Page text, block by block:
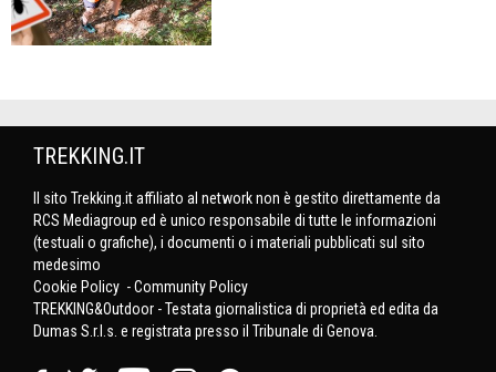
TREKKING.IT
Il sito Trekking.it affiliato al network non è gestito direttamente da
RCS Mediagroup ed è unico responsabile di tutte le informazioni
(testuali o grafiche), i documenti o i materiali pubblicati sul sito
medesimo
Cookie Policy -Community Policy
TREKKING&Outdoor - Testata giornalistica di proprietà ed edita da
Dumas S.r.l.s. e registrata presso il Tribunale di Genova.